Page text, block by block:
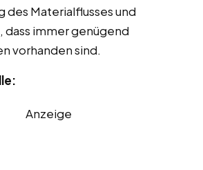
des Materialflusses und
dass immer genügend
vorhanden sind.
Anzeige